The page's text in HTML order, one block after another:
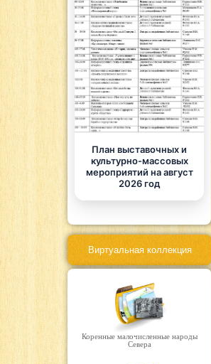
План выставочных и
культурно-массовых
мероприятий на август
2026 год
Виртуальная коллекция
Коренные малочисленные народы
Севера